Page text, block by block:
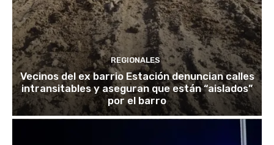
REGIONALES
Vecinos del ex barrio Estación denuncian calles
intransitables y aseguran que están “aislados”
por el barro